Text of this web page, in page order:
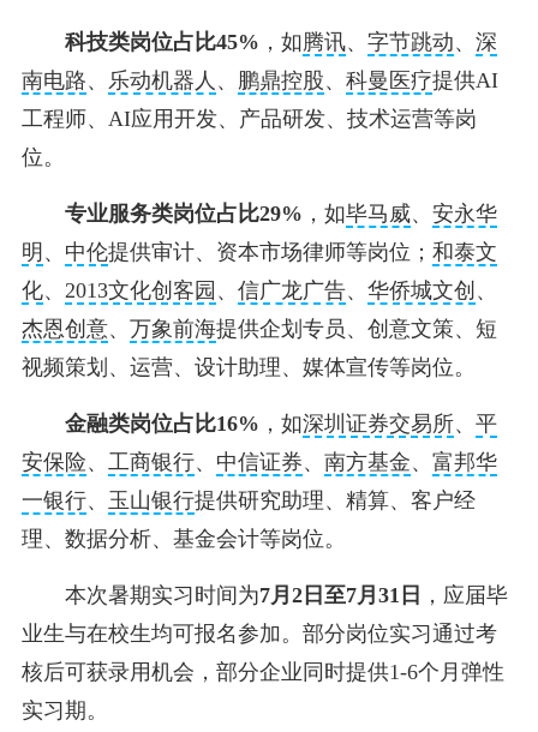
科技类岗位占比45% ，如腾讯、 字节跳动、 深
南电路、 乐动机器人 、 鹏鼎控股、 科曼医疗提供AI
工程师、AI应用开发、产品研发、技术运营等岗
位。
专业服务类岗位占比29% ，如毕马威、 安永华
明 、 中伦提供审计、资本市场律师等岗位； 和泰文
化、 2013文化创客园 、 信广龙广告、 华侨城文创 、
杰恩创意、 万象前海提供企划专员、创意文策、短
视频策划、运营、设计助理、媒体宣传等岗位。
金融类岗位占比16% ，如深圳证券交易所、 平
安保险、 工商银行、 中信证券、 南方基金、 富邦华
一银行、 玉山银行提供研究助理、精算、客户经
理、数据分析、基金会计等岗位。
本次暑期实习时间为7月2日至7月31日 ，应届毕
业生与在校生均可报名参加。部分岗位实习通过考
核后可获录用机会，部分企业同时提供1-6个月弹性
实习期。